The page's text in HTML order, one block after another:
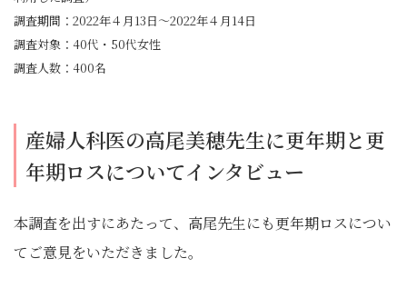
調査期間：2022年４月13日～2022年４月14日
調査対象：40代・50代女性
調査人数：400名
産婦人科医の高尾美穂先生に更年期と更
年期ロスについてインタビュー
本調査を出すにあたって、高尾先生にも更年期ロスについ
てご意見をいただきました。